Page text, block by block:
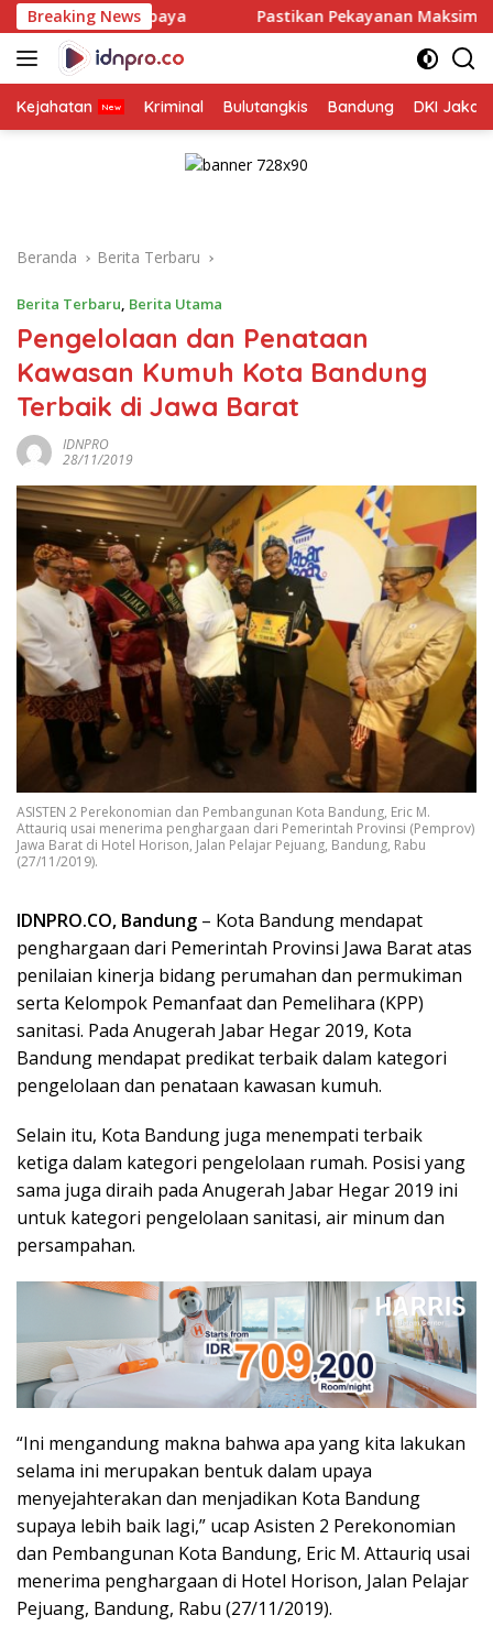
Langsung
ke
konten
Breaking NewsPastikan Pekayanan Maksimal, Direksi Jasa
Kejahatan Kriminal Bulutangkis Bandung DKI
Beranda Berita Terbaru
Berita Terbaru, Berita Utama
Pengelolaan dan Penataan
Kawasan Kumuh Kota Bandung
Terbaik di Jawa Barat
IDNPRO
28/11/2019
ASISTEN 2 Perekonomian dan Pembangunan Kota Bandung, Eric M.
Attauriq usai menerima penghargaan dari Pemerintah Provinsi (Pemprov)
Jawa Barat di Hotel Horison, Jalan Pelajar Pejuang, Bandung, Rabu
(27/11/2019).
IDNPRO.CO, Bandung – Kota Bandung mendapat
penghargaan dari Pemerintah Provinsi Jawa Barat atas
penilaian kinerja bidang perumahan dan permukiman
serta Kelompok Pemanfaat dan Pemelihara (KPP)
sanitasi. Pada Anugerah Jabar Hegar 2019, Kota
Bandung mendapat predikat terbaik dalam kategori
pengelolaan dan penataan kawasan kumuh.
Selain itu, Kota Bandung juga menempati terbaik
ketiga dalam kategori pengelolaan rumah. Posisi yang
sama juga diraih pada Anugerah Jabar Hegar 2019 ini
untuk kategori pengelolaan sanitasi, air minum dan
persampahan.
“Ini mengandung makna bahwa apa yang kita lakukan
selama ini merupakan bentuk dalam upaya
menyejahterakan dan menjadikan Kota Bandung
supaya lebih baik lagi,” ucap Asisten 2 Perekonomian
dan Pembangunan Kota Bandung, Eric M. Attauriq usai
menerima penghargaan di Hotel Horison, Jalan Pelajar
Pejuang, Bandung, Rabu (27/11/2019).